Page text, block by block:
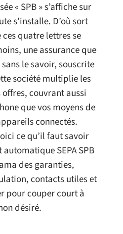
« SPB » s’affiche sur
s’installe. D’où sort
quatre lettres se
une assurance que
le savoir, souscrite
société multiplie les
couvrant aussi
que vos moyens de
connectés.
ce qu’il faut savoir
SEPA SPB
des garanties,
contacts utiles et
pour couper court à
désiré.